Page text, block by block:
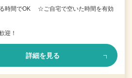
時間でOK ☆ご自宅で空いた時間を有効
迎！
詳細を見る